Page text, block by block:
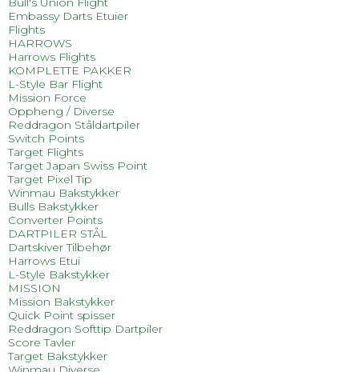
Embassy Darts Etuier
Flights
HARROWS
Harrows Flights
KOMPLETTE PAKKER
L-Style Bar Flight
Mission Force
Oppheng / Diverse
Reddragon Ståldartpiler
Switch Points
Target Flights
Target Japan Swiss Point
Target Pixel Tip
Winmau Bakstykker
Bulls Bakstykker
Converter Points
DARTPILER STÅL
Dartskiver Tilbehør
Harrows Etui
L-Style Bakstykker
MISSION
Mission Bakstykker
Quick Point spisser
Reddragon Softtip Dartpiler
Score Tavler
Target Bakstykker